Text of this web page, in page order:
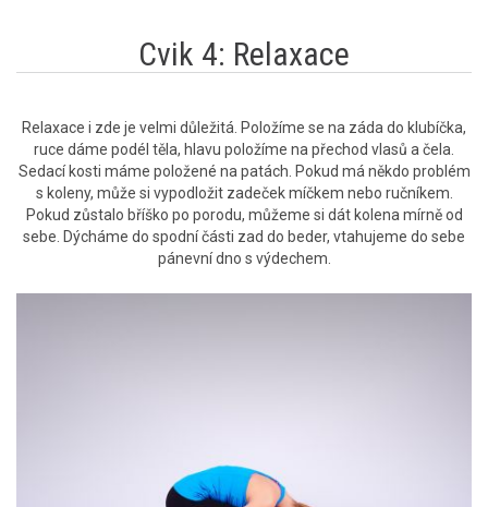
Cvik 4: Relaxace
Relaxace i zde je velmi důležitá. Položíme se na záda do klubíčka,
ruce dáme podél těla, hlavu položíme na přechod vlasů a čela.
Sedací kosti máme položené na patách. Pokud má někdo problém
s koleny, může si vypodložit zadeček míčkem nebo ručníkem.
Pokud zůstalo bříško po porodu, můžeme si dát kolena mírně od
sebe. Dýcháme do spodní části zad do beder, vtahujeme do sebe
pánevní dno s výdechem.